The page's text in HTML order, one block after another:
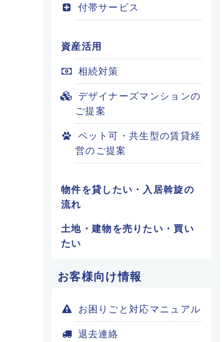
付帯サービス
資産活用
相続対策
デザイナーズマンションの
ご提案
ペット可・共生型の賃貸経
営のご提案
物件を貸したい・入居斡旋の
流れ
土地・建物を売りたい・買い
たい
お客様向け情報
お困りごと対応マニュアル
退去連絡